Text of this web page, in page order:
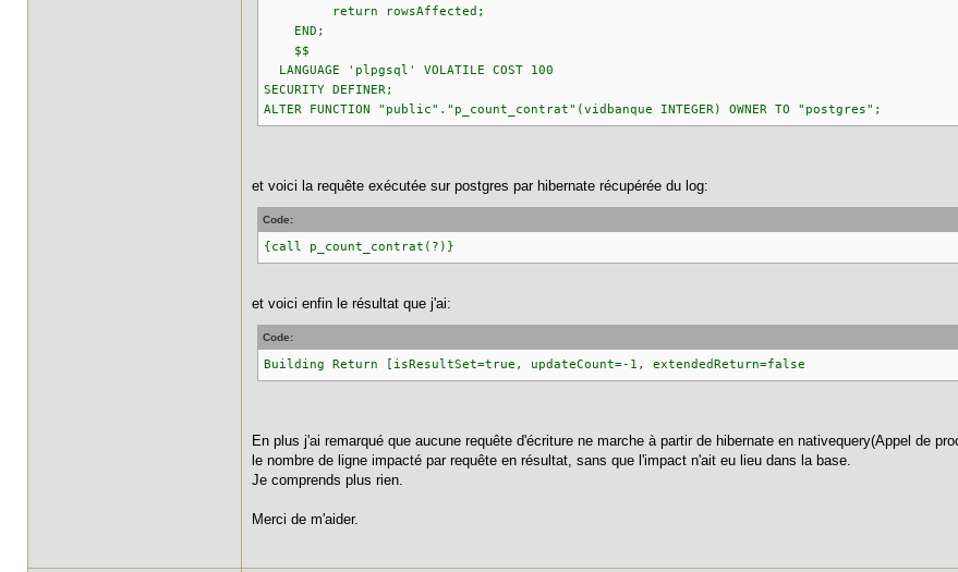
return rowsAffected;
END;
$$
LANGUAGE 'plpgsql' VOLATILE COST 100
SECURITY DEFINER;
ALTER FUNCTION "public"."p_count_contrat"(vidbanque INTEGER) OWNER TO "postgres";
et voici la requête exécutée sur postgres par hibernate récupérée du log:
Code:
{call p_count_contrat(?)}
et voici enfin le résultat que j'ai:
Code:
Building Return [isResultSet=true, updateCount=-1, extendedReturn=false
En plus j'ai remarqué que aucune requête d'écriture ne marche à partir de hibernate en nativequery(Appel de
le nombre de ligne impacté par requête en résultat, sans que l'impact n'ait eu lieu dans la base.
Je comprends plus rien.
Merci de m'aider.